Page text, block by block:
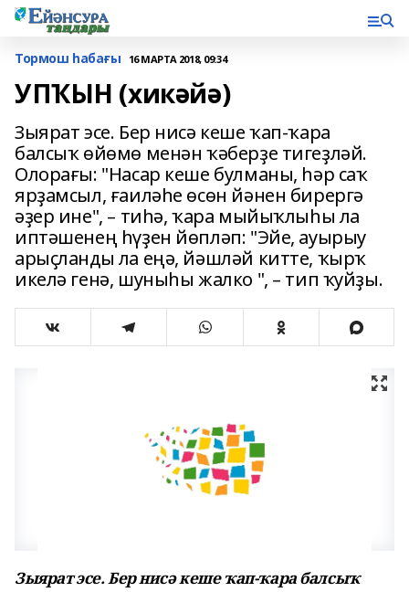
Тормош һабағы 16 МАРТА 2018, 09:34
УПҠЫН (хикәйә)
Зыярат эсе. Бер нисә кеше ҡап-ҡара
балсыҡ өйөмө менән ҡәберҙе тигеҙләй.
Олорағы: "Насар кеше булманы, һәр саҡ
ярҙамсыл, ғаиләһе өсөн йәнен бирергә
әҙер ине", – тиһә, ҡара мыйыҡлыһы ла
иптәшенең һүҙен йөпләп: "Эйе, ауырыу
арыҫланды ла еңә, йәшләй китте, ҡырҡ
икелә генә, шуныһы жалко ", – тип ҡуйҙы.
Зыярат эсе. Бер нисә кеше ҡап-ҡара балсыҡ